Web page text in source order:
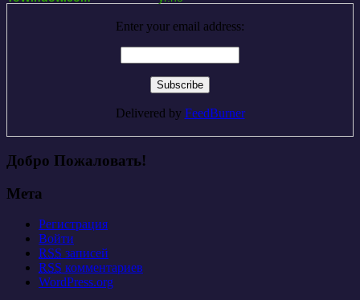
Enter your email address:
Delivered by FeedBurner
Добро Пожаловать!
Мета
Регистрация
Войти
RSS записей
RSS комментариев
WordPress.org